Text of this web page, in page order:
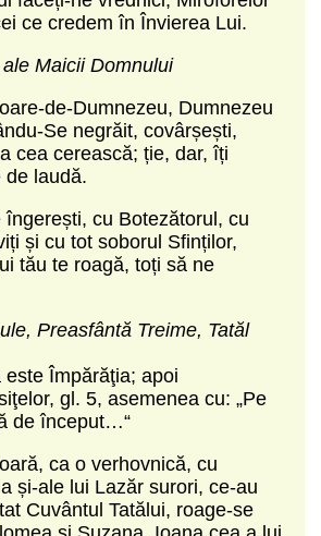
ce credem în Învierea Lui.
Maicii Domnului
de-Dumnezeu, Dumnezeu
Se negrăit, covârșești,
cea cerească; ție, dar, îți
de laudă.
îngerești, cu Botezătorul, cu
și cu tot soborul Sfinților,
tău te roagă, toți să ne
Preasfântă Treime, Tatăl
este Împărăţia; apoi
gl. 5, asemenea cu: „Pe
de început…“
ca o verhovnică, cu
și-ale lui Lazăr surori, ce-au
Cuvântul Tatălui, roage-se